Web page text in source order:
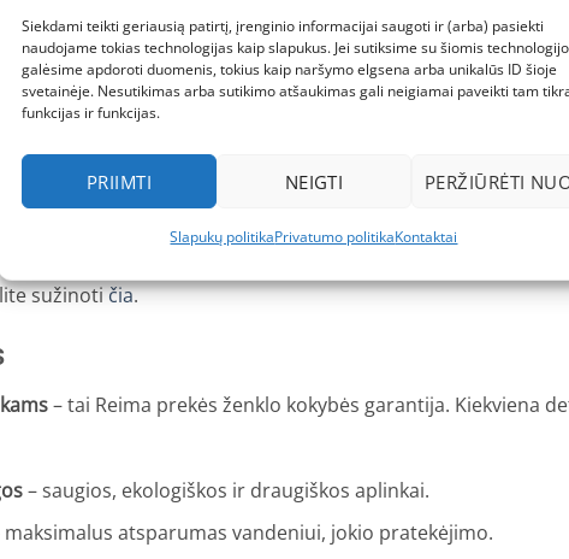
Siekdami teikti geriausią patirtį, įrenginio informacijai saugoti ir (arba) pasiekti
naudojame tokias technologijas kaip slapukus. Jei sutiksime su šiomis
galėsime apdoroti duomenis, tokius kaip naršymo elgsena arba unikalūs ID šioje
svetainėje. Nesutikimas arba sutikimo atšaukimas gali neigiamai paveikti tam
funkcijas ir funkcijas.
PRIIMTI NEIGTI PERŽIŪRĖTI
Slapukų politikaPrivatumo politikaKontaktai
ir saugumas tamsiu paros metu.
pagaminta iš bluesign® sertifikuotų medžiagų, perdirbto
šeimai.
tiek berniukams, tiek mergaitėms, lengvai derinama su
ir pavasariniais batais vaikams
jau daugelį metų tėvų ir vaikų pamėgtas gamintojas, kurio
sužinotičia.
– tai Reima prekės ženklo kokybės garantija. Kiekviena
– saugios, ekologiškos ir draugiškos aplinkai.
atsparumas vandeniui, jokio pratekėjimo.